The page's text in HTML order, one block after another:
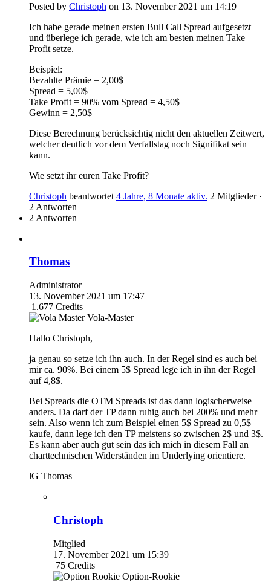
Posted by Christoph on 13. November 2021 um 14:19
Ich habe gerade meinen ersten Bull Call Spread aufgesetzt
und überlege ich gerade, wie ich am besten meinen Take
Profit setze.
Beispiel:
Bezahlte Prämie = 2,00$
Spread = 5,00$
Take Profit = 90% vom Spread = 4,50$
Gewinn = 2,50$
Diese Berechnung berücksichtig nicht den aktuellen Zeitwert,
welcher deutlich vor dem Verfallstag noch Signifikat sein
kann.
Wie setzt ihr euren Take Profit?
Christoph beantwortet 4 Jahre, 8 Monate aktiv. 2 Mitglieder ·
2 Antworten
2 Antworten
Thomas
Administrator
13. November 2021 um 17:47
1.677 Credits
Vola-Master
Hallo Christoph,
ja genau so setze ich ihn auch. In der Regel sind es auch bei
mir ca. 90%. Bei einem 5$ Spread lege ich in ihn der Regel
auf 4,8$.
Bei Spreads die OTM Spreads ist das dann logischerweise
anders. Da darf der TP dann ruhig auch bei 200% und mehr
sein. Also wenn ich zum Beispiel einen 5$ Spread zu 0,5$
kaufe, dann lege ich den TP meistens so zwischen 2$ und 3$.
Es kann aber auch gut sein das ich mich in diesem Fall an
charttechnischen Widerständen im Underlying orientiere.
lG Thomas
Christoph
Mitglied
17. November 2021 um 15:39
75 Credits
Option-Rookie